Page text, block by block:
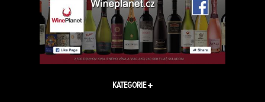
KATEGORIE